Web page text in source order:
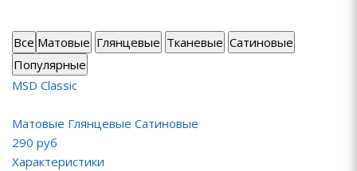
Все Матовые Глянцевые Тканевые Сатиновые
Популярные
MSD Classic
Матовые Глянцевые Сатиновые
290 руб
Характеристики